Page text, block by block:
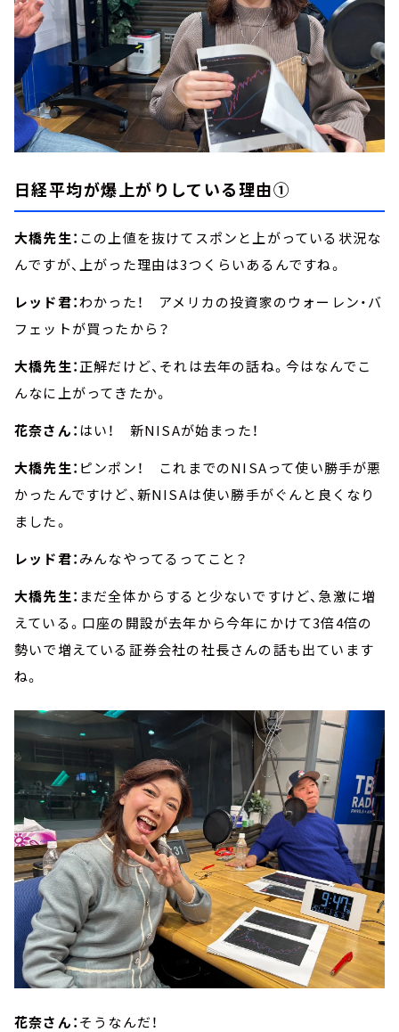
日経平均が爆上がりしている理由①
大橋先生： この上値を抜けてスポンと上がっている状況な
んですが、上がった理由は3つくらいあるんですね。
レッド君：わかった！ アメリカの投資家のウォーレン・バ
フェットが買ったから？
大橋先生：正解だけど、それは去年の話ね。今はなんでこ
んなに上がってきたか。
花奈さん： はい！ 新NISAが始まった！
大橋先生： ピンポン！ これまでのNISAって使い勝手が悪
かったんですけど、新NISAは使い勝手がぐんと良くなり
ました。
レッド君：みんなやってるってこと？
大橋先生： まだ全体からすると少ないですけど、急激に増
えている。口座の開設が去年から今年にかけて3倍4倍の
勢いで増えている証券会社の社長さんの話も出ています
ね。
花奈さん：そうなんだ！